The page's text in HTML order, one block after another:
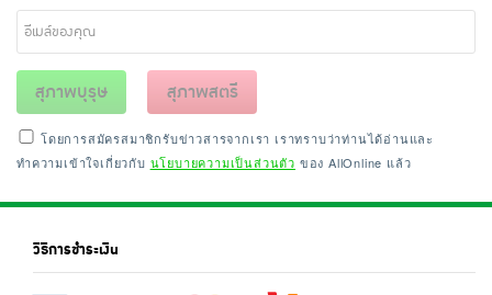
สุภาพบุรุษ สุภาพสตรี
โดยการสมัครสมาชิกรับข่าวสารจากเรา เราทราบว่าท่านได้อ่านและ
ทำความเข้าใจเกี่ยวกับ นโยบายความเป็นส่วนตัว ของ AllOnline แล้ว
วิธีการชำระเงิน